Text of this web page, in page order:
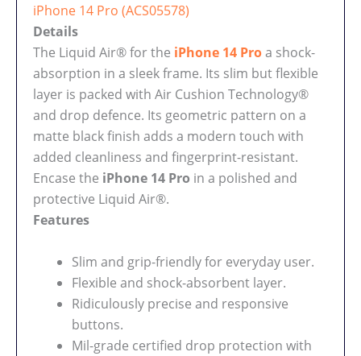
iPhone 14 Pro (ACS05578)
Details
The Liquid Air® for the iPhone 14 Proa shock-
absorption in a sleek frame. Its slim but flexible
layer is packed with Air Cushion Technology®
and drop defence. Its geometric pattern on a
matte black finish adds a modern touch with
added cleanliness and fingerprint-resistant.
Encase the iPhone 14 Pro in a polished and
protective Liquid Air®.
Features
Slim and grip-friendly for everyday user.
Flexible and shock-absorbent layer.
Ridiculously precise and responsive
buttons.
Mil-grade certified drop protection with